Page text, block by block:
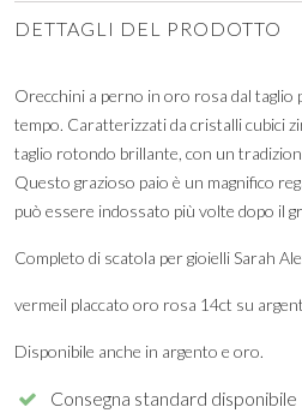
DETTAGLI DEL PRODOTTO
Orecchini a perno in oro rosa dal taglio
tempo. Caratterizzati da cristalli cubici
taglio rotondo brillante, con un
Questo grazioso paio è un magnifico
può essere indossato più volte dopo il
Completo di scatola per gioielli Sarah
vermeil placcato oro rosa 14ct su
Disponibile anche in argento e oro.
Consegna standard disponibile